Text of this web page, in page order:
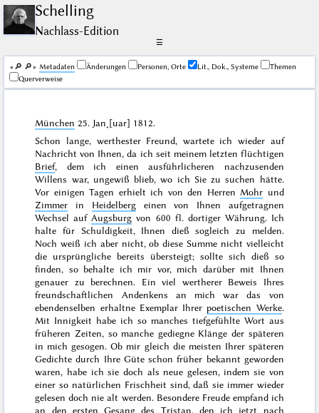
Schelling
Nachlass-Edition
☰
🔎︎ 🔎︎ Me­ta­da­ten Änderungen Personen, Orte Lit., Dok., Systeme
Themen
Querverweise
München 25. Jan˖[uar] 1812.
Schon lange, werthester Freund, wartete ich wieder auf
Nachricht von Ihnen, da ich seit meinem letzten flüchtigen
Brief, dem ich einen ausführlicheren nachzusenden
Willens war, ungewiß blieb, wo ich Sie zu suchen hätte.
Vor einigen Tagen erhielt ich von den Herren Mohr und
Zimmer in Heidelbergeinen von Ihnen aufgetragnen
Wechsel aufAugsburg von 600 fl. dortiger Währung. Ich
halte für Schuldigkeit, Ihnen dieß sogleich zu melden.
Noch weiß ich aber nicht, ob diese Summe nicht vielleicht
die ursprüngliche bereits übersteigt; sollte sich dieß so
finden, so behalte ich mir vor, mich darüber mit Ihnen
genauer zu berechnen. Ein viel wertherer Beweis Ihres
freundschaftlichen Andenkens an mich war das von
ebendenselben erhaltne Exemplar Ihrer poetischen Werke.
Mit Innigkeit habe ich so manches tiefgefühlte Wort aus
früheren Zeiten, so manche gediegne Klänge der späteren
in mich gesogen. Ob mir gleich die meisten Ihrer späteren
Gedichte durch Ihre Güte schon früher bekannt geworden
waren, habe ich sie doch als neue gelesen, indem sie von
einer so natürlichen Frischheit sind, daß sie immer wieder
gelesen doch nie alt werden. Besondere Freude empfand ich
an den ersten Gesang des Tristan, den ich jetzt nach